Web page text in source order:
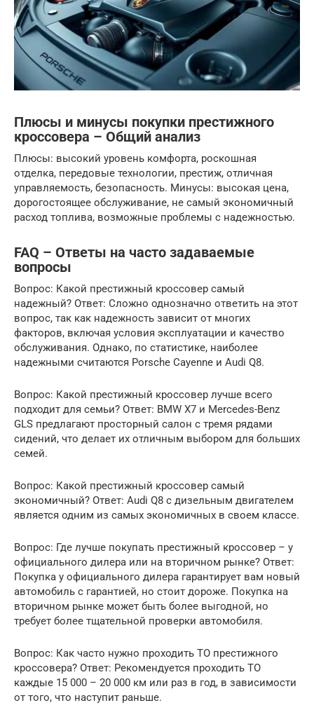
Плюсы и минусы покупки престижного
кроссовера – Общий анализ
Плюсы: высокий уровень комфорта, роскошная
отделка, передовые технологии, престиж, отличная
управляемость, безопасность. Минусы: высокая цена,
дорогостоящее обслуживание, не самый экономичный
расход топлива, возможные проблемы с надежностью.
FAQ – Ответы на часто задаваемые
вопросы
Вопрос: Какой престижный кроссовер самый
надежный? Ответ: Сложно однозначно ответить на этот
вопрос, так как надежность зависит от многих
факторов, включая условия эксплуатации и качество
обслуживания. Однако, по статистике, наиболее
надежными считаются Porsche Cayenne и Audi Q8.
Вопрос: Какой престижный кроссовер лучше всего
подходит для семьи? Ответ: BMW X7 и Mercedes-Benz
GLS предлагают просторный салон с тремя рядами
сидений, что делает их отличным выбором для больших
семей.
Вопрос: Какой престижный кроссовер самый
экономичный? Ответ: Audi Q8 с дизельным двигателем
является одним из самых экономичных в своем классе.
Вопрос: Где лучше покупать престижный кроссовер – у
официального дилера или на вторичном рынке? Ответ:
Покупка у официального дилера гарантирует вам новый
автомобиль с гарантией, но стоит дороже. Покупка на
вторичном рынке может быть более выгодной, но
требует более тщательной проверки автомобиля.
Вопрос: Как часто нужно проходить ТО престижного
кроссовера? Ответ: Рекомендуется проходить ТО
каждые 15 000 – 20 000 км или раз в год, в зависимости
от того, что наступит раньше.